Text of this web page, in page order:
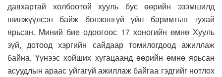
давхартай холбоотой хууль бус өөрийн эзэмшилд
шилжүүлсэн байж болзошгүй үйл баримтын тухай
ярьсан. Миний бие одоогоос 17 хоногийн өмнө Хууль
зүй, дотоод хэргийн сайдаар томилогдоод ажиллаж
байна. Үүнээс хойших хугацаанд өөрийн өмнө ярьсан
асуудлын араас уйгагүй ажиллаж байгаа гэдгийг нотлох